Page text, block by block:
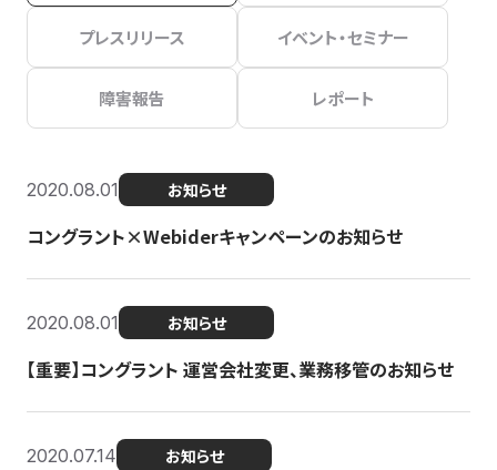
プレスリリース イベント・セミナー
障害報告 レポート
2020.08.01 お知らせ
コングラント×Webiderキャンペーンのお知らせ
2020.08.01 お知らせ
【重要】コングラント 運営会社変更、業務移管のお知らせ
2020.07.14 お知らせ